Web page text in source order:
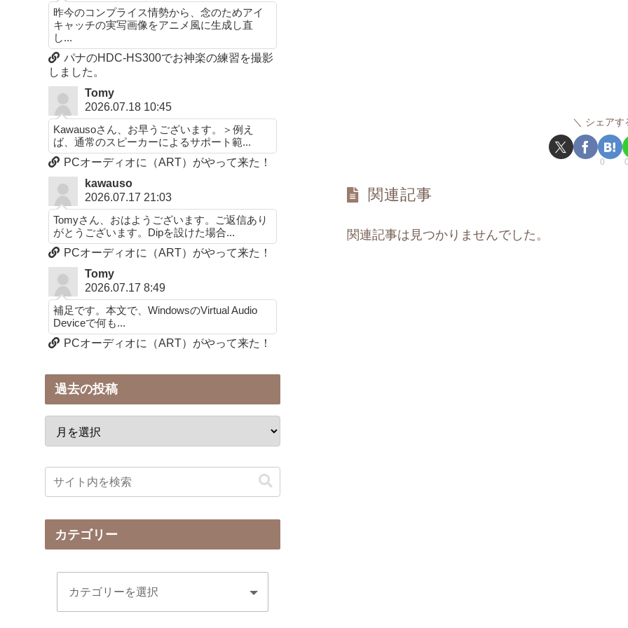
シェアす
0
関連記事
関連記事は見つかりませんでした。
昨今のコンプライス情勢から、念のためアイ
キャッチの実写画像をアニメ風に生成し直
し...
パナのHDC-HS300でお神楽の練習を撮影
しました。
Tomy
2026.07.18 10:45
Kawausoさん、お早うございます。＞例え
ば、通常のスピーカーによるサポート範...
PCオーディオに（ART）がやって来た！
kawauso
2026.07.17 21:03
Tomyさん、おはようございます。ご返信あり
がとうございます。Dipを設けた場合...
PCオーディオに（ART）がやって来た！
Tomy
2026.07.17 8:49
補足です。本文で、WindowsのVirtual Audio
Deviceで何も...
PCオーディオに（ART）がやって来た！
過去の投稿
カテゴリー